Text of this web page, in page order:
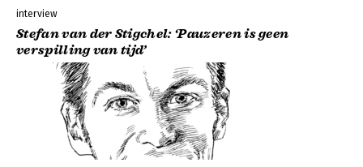
interview
Stefan van der Stigchel: ‘Pauzeren is geen
verspilling van tijd’